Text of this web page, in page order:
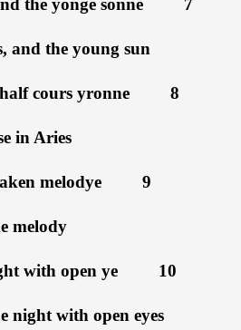
7
the yonge sonne
8
cours yronne,
9
melodye,
10
with open ye